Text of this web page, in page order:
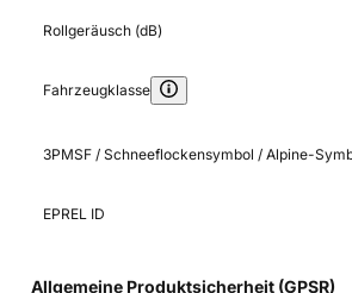
Rollgeräusch (dB)
Fahrzeugklasse
3PMSF / Schneeflockensymbol / Alpine-
EPREL ID
Allgemeine Produktsicherheit (GPSR)